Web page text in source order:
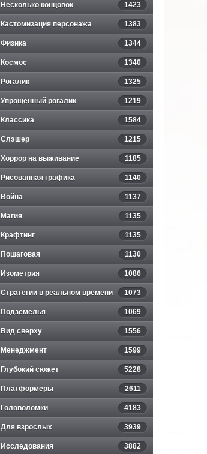
Несколько концовок 1423
Кастомизация персонажа 1383
Физика 1344
Космос 1340
Рогалик 1325
Упрощённый рогалик 1219
Классика 1584
Слэшер 1215
Хоррор на выживание 1185
Рисованная графика 1140
Война 1137
Магия 1135
Крафтинг 1135
Пошаговая 1130
Изометрия 1086
Стратегии в реальном времени 1073
Подземелья 1069
Вид сверху 1556
Менеджмент 1599
Глубокий сюжет 5228
Платформеры 2611
Головоломки 4183
Для взрослых 3939
Исследования 3882